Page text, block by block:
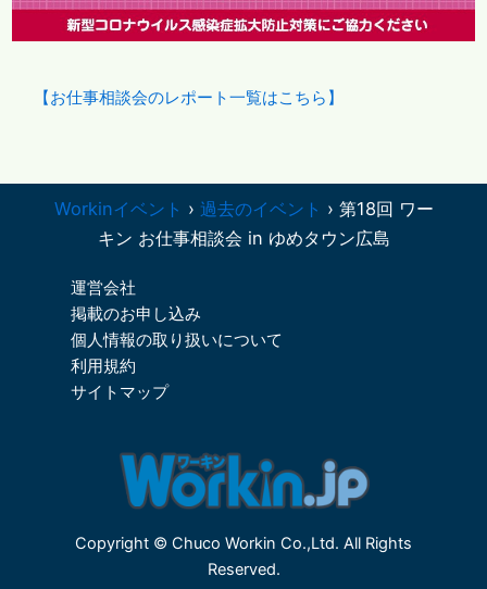
【お仕事相談会のレポート一覧はこちら】
Workinイベント › 過去のイベント › 第18回 ワー
キン お仕事相談会 in ゆめタウン広島
運営会社
掲載のお申し込み
個人情報の取り扱いについて
利用規約
サイトマップ
Copyright © Chuco Workin Co.,Ltd. All Rights
Reserved.